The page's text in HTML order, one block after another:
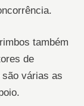
também
de
várias as